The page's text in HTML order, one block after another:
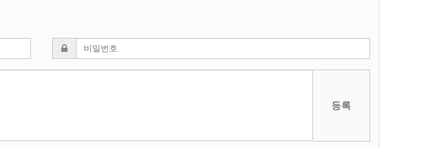
등록